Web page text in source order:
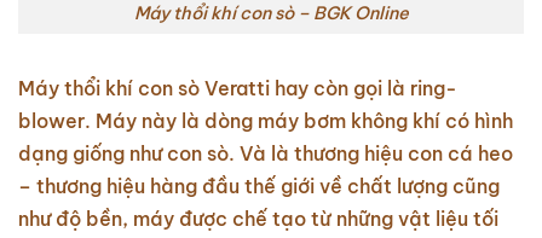
Máy thổi khí con sò – BGK Online
Máy thổi khí con sò Veratti hay còn gọi là ring-
blower. Máy này là dòng máy bơm không khí có hình
dạng giống như con sò. Và là thương hiệu con cá heo
– thương hiệu hàng đầu thế giới về chất lượng cũng
như độ bền, máy được chế tạo từ những vật liệu tối